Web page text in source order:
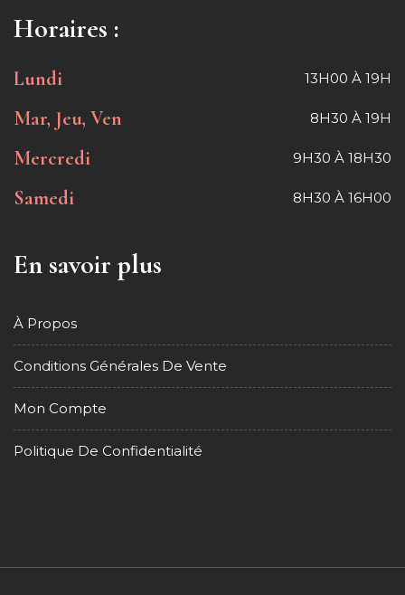
Horaires :
Lundi 13H00 À 19H
Mar, Jeu, Ven 8H30 À 19H
Mercredi 9H30 À 18H30
Samedi 8H30 À 16H00
En savoir plus
À Propos
Conditions Générales De Vente
Mon Compte
Politique De Confidentialité